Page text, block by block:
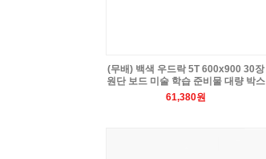
(무배) 백색 우드락 5T 600x900 30장
원단 보드 미술 학습 준비물 대량 박스
61,380원